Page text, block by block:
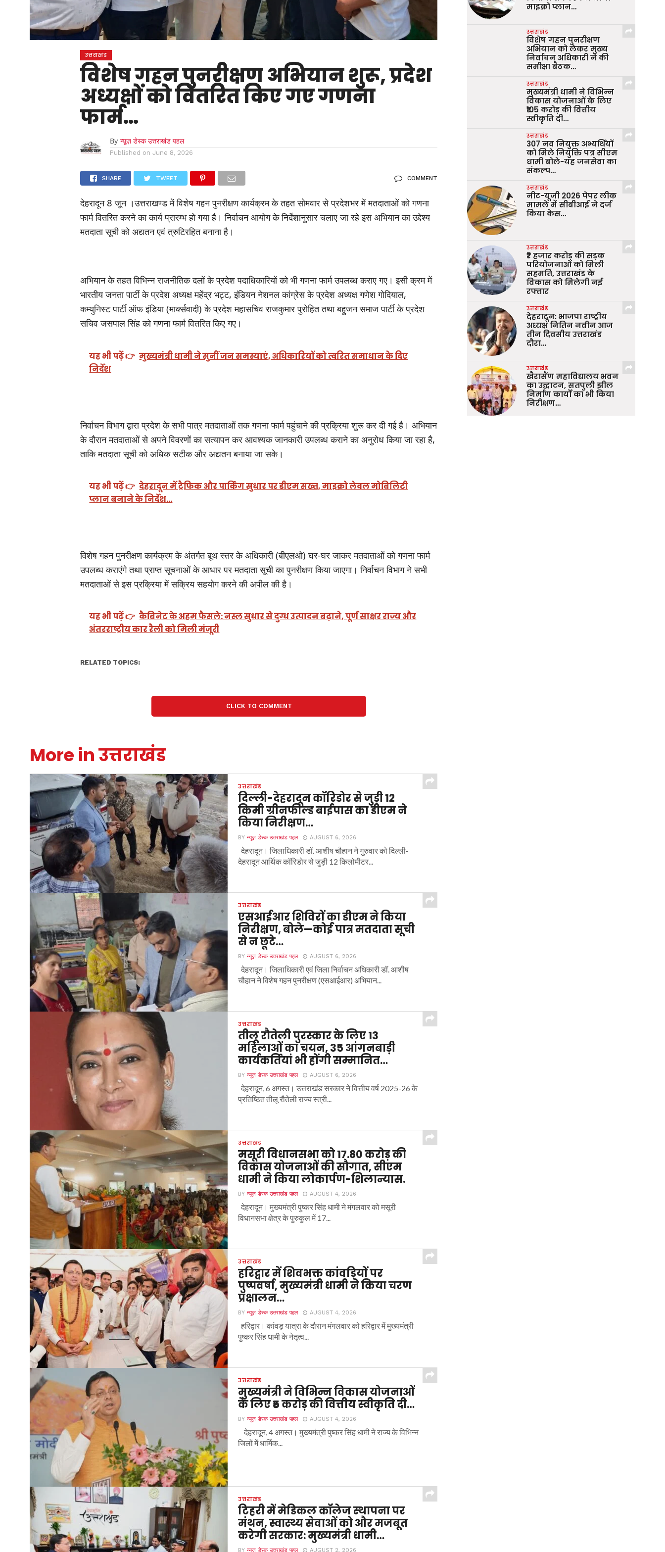
उत्तराखंड
विशेष गहन पुनरीक्षण अभियान शुरू, प्रदेश
अध्यक्षों को वितरित किए गए गणना
फार्म…
By न्यूज़ डेस्क उत्तराखंड पहल
Published on June 8, 2026
SHARE TWEET COMMENT
देहरादून 8 जून ।उत्तराखण्ड में विशेष गहन पुनरीक्षण कार्यक्रम के तहत सोमवार से प्रदेशभर में मतदाताओं को गणना
फार्म वितरित करने का कार्य प्रारम्भ हो गया है। निर्वाचन आयोग के निर्देशानुसार चलाए जा रहे इस अभियान का उद्देश्य
मतदाता सूची को अद्यतन एवं त्रुटिरहित बनाना है।
अभियान के तहत विभिन्न राजनीतिक दलों के प्रदेश पदाधिकारियों को भी गणना फार्म उपलब्ध कराए गए। इसी क्रम में
भारतीय जनता पार्टी के प्रदेश अध्यक्ष महेंद्र भट्ट, इंडियन नेशनल कांग्रेस के प्रदेश अध्यक्ष गणेश गोदियाल,
कम्युनिस्ट पार्टी ऑफ इंडिया (मार्क्सवादी) के प्रदेश महासचिव राजकुमार पुरोहित तथा बहुजन समाज पार्टी के प्रदेश
सचिव जसपाल सिंह को गणना फार्म वितरित किए गए।
यह भी पढ़ें 👉 मुख्यमंत्री धामी ने सुनीं जन समस्याएं, अधिकारियों को त्वरित समाधान के दिए
निर्देश
निर्वाचन विभाग द्वारा प्रदेश के सभी पात्र मतदाताओं तक गणना फार्म पहुंचाने की प्रक्रिया शुरू कर दी गई है। अभियान
के दौरान मतदाताओं से अपने विवरणों का सत्यापन कर आवश्यक जानकारी उपलब्ध कराने का अनुरोध किया जा रहा है,
ताकि मतदाता सूची को अधिक सटीक और अद्यतन बनाया जा सके।
यह भी पढ़ें 👉 देहरादून में ट्रैफिक और पार्किंग सुधार पर डीएम सख्त, माइक्रो लेवल मोबिलिटी
प्लान बनाने के निर्देश…
विशेष गहन पुनरीक्षण कार्यक्रम के अंतर्गत बूथ स्तर के अधिकारी (बीएलओ) घर-घर जाकर मतदाताओं को गणना फार्म
उपलब्ध कराएंगे तथा प्राप्त सूचनाओं के आधार पर मतदाता सूची का पुनरीक्षण किया जाएगा। निर्वाचन विभाग ने सभी
मतदाताओं से इस प्रक्रिया में सक्रिय सहयोग करने की अपील की है।
यह भी पढ़ें 👉 कैबिनेट के अहम फैसले: नस्ल सुधार से दुग्ध उत्पादन बढ़ाने, पूर्ण साक्षर राज्य और
अंतरराष्ट्रीय कार रैली को मिली मंजूरी
RELATED TOPICS:
CLICK TO COMMENT
More in उत्तराखंड
उत्तराखंड
दिल्ली-देहरादून कॉरिडोर से जुड़ी 12
किमी ग्रीनफील्ड बाईपास का डीएम ने
किया निरीक्षण…
BYन्यूज़ डेस्क उत्तराखंड पहल AUGUST 6, 2026
देहरादून। जिलाधिकारी डॉ. आशीष चौहान ने गुरुवार को दिल्ली-
देहरादून आर्थिक कॉरिडोर से जुड़ी 12 किलोमीटर...
उत्तराखंड
एसआईआर शिविरों का डीएम ने किया
निरीक्षण, बोले—कोई पात्र मतदाता सूची
से न छूटे…
BYन्यूज़ डेस्क उत्तराखंड पहल AUGUST 6, 2026
देहरादून। जिलाधिकारी एवं जिला निर्वाचन अधिकारी डॉ. आशीष
चौहान ने विशेष गहन पुनरीक्षण (एसआईआर) अभियान...
उत्तराखंड
तीलू रौतेली पुरस्कार के लिए 13
महिलाओं का चयन, 35 आंगनबाड़ी
कार्यकर्तियां भी होंगी सम्मानित…
BYन्यूज़ डेस्क उत्तराखंड पहल AUGUST 6, 2026
देहरादून, 6 अगस्त। उत्तराखंड सरकार ने वित्तीय वर्ष 2025-26 के
प्रतिष्ठित तीलू रौतेली राज्य स्त्री...
उत्तराखंड
मसूरी विधानसभा को 17.80 करोड़ की
विकास योजनाओं की सौगात, सीएम
धामी ने किया लोकार्पण-शिलान्यास.
BYन्यूज़ डेस्क उत्तराखंड पहल AUGUST 4, 2026
देहरादून। मुख्यमंत्री पुष्कर सिंह धामी ने मंगलवार को मसूरी
विधानसभा क्षेत्र के पुरुकुल में 17...
उत्तराखंड
हरिद्वार में शिवभक्त कांवड़ियों पर
पुष्पवर्षा, मुख्यमंत्री धामी ने किया चरण
प्रक्षालन…
BYन्यूज़ डेस्क उत्तराखंड पहल AUGUST 4, 2026
हरिद्वार। कांवड़ यात्रा के दौरान मंगलवार को हरिद्वार में मुख्यमंत्री
पुष्कर सिंह धामी के नेतृत्व...
उत्तराखंड
मुख्यमंत्री ने विभिन्न विकास योजनाओं
के लिए ₹5 करोड़ की वित्तीय स्वीकृति दी…
BYन्यूज़ डेस्क उत्तराखंड पहल AUGUST 4, 2026
देहरादून, 4 अगस्त। मुख्यमंत्री पुष्कर सिंह धामी ने राज्य के विभिन्न
जिलों में धार्मिक...
उत्तराखंड
टिहरी में मेडिकल कॉलेज स्थापना पर
मंथन, स्वास्थ्य सेवाओं को और मजबूत
करेगी सरकार: मुख्यमंत्री धामी…
BYन्यूज़ डेस्क उत्तराखंड पहल AUGUST 2, 2026
माइक्रो प्लान…
उत्तराखंड
विशेष गहन पुनरीक्षण
अभियान को लेकर मुख्य
निर्वाचन अधिकारी ने की
समीक्षा बैठक…
उत्तराखंड
मुख्यमंत्री धामी ने विभिन्न
विकास योजनाओं के लिए
₹105 करोड़ की वित्तीय
स्वीकृति दी…
उत्तराखंड
307 नव नियुक्त अभ्यर्थियों
को मिले नियुक्ति पत्र सीएम
धामी बोले-यह जनसेवा का
संकल्प…
उत्तराखंड
नीट-यूजी 2026 पेपर लीक
मामले में सीबीआई ने दर्ज
किया केस…
उत्तराखंड
₹7 हजार करोड़ की सड़क
परियोजनाओं को मिली
सहमति, उत्तराखंड के
विकास को मिलेगी नई
रफ्तार
उत्तराखंड
देहरादून: भाजपा राष्ट्रीय
अध्यक्ष नितिन नवीन आज
तीन दिवसीय उत्तराखंड
दौरा…
उत्तराखंड
खैरासैंण महाविद्यालय भवन
का उद्घाटन, सतपुली झील
निर्माण कार्यों का भी किया
निरीक्षण…